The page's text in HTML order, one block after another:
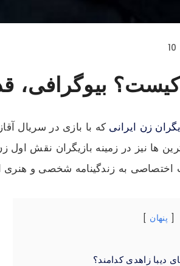
10
بیوگرافی،
زن ایرانی که با بازی در سریال
ها نیز در زمینه بازیگران نقش
به زندگینامه شخصی و هنری
پنهان
دیبا زاهدی کدامند؟